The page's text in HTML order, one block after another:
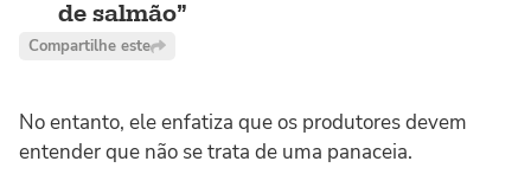
de salmão
Compartilhe este
No entanto, ele enfatiza que os produtores devem
entender que não se trata de uma panaceia.